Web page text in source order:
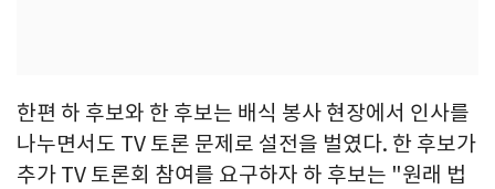
한편 하 후보와 한 후보는 배식 봉사 현장에서 인사를
나누면서도 TV 토론 문제로 설전을 벌였다. 한 후보가
추가 TV 토론회 참여를 요구하자 하 후보는 "원래 법